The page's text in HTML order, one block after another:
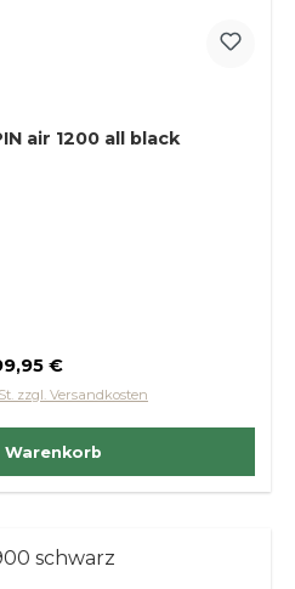
air 1200 all black
Preis:
€
zzgl. Versandkosten
Warenkorb